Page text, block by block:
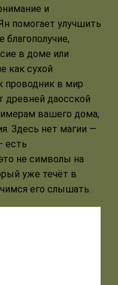
и
помогает улучшить
в доме или
как сухой
проводник в мир
древней даосской
вашего дома,
Здесь нет магии —
есть
не символы на
уже течёт в
его слышать.